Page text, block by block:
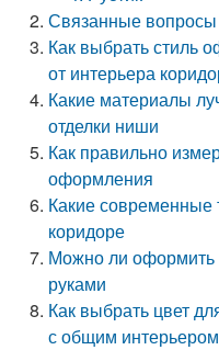
Связанные вопросы
Как выбрать стиль
от интерьера
Какие материалы
отделки ниши
Как правильно
оформления
Какие современные
коридоре
Можно ли оформить
руками
Как выбрать цвет
с общим интерьером